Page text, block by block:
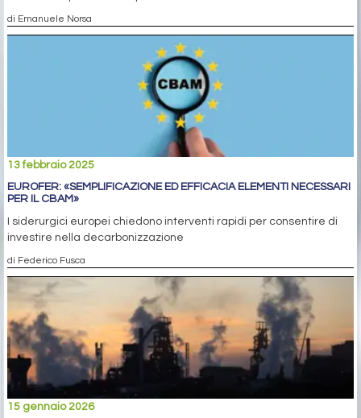
di Emanuele Norsa
13 febbraio 2025
EUROFER: «SEMPLIFICAZIONE ED EFFICACIA ELEMENTI NECESSARI
PER IL CBAM»
I siderurgici europei chiedono interventi rapidi per consentire di
investire nella decarbonizzazione
di Federico Fusca
15 gennaio 2026